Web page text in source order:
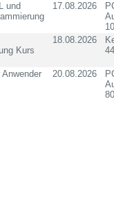
und
17.08.2026
Kurs
18.08.2026
20.08.2026